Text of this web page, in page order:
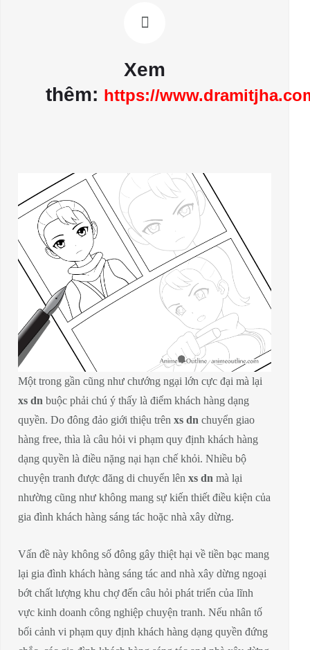
Xem
thêm: https://
Một trong gần cũng như chướng ngại lớn cực đại mà lại
xs dn buộc phải chú ý thấy là điểm khách hàng dạng
quyền. Do đông đảo giới thiệu trên xs dn chuyển giao
hàng free, thìa là câu hỏi vi phạm quy định khách hàng
dạng quyền là điều nặng nại hạn chế khỏi. Nhiều bộ
chuyện tranh được đăng di chuyển lên xs dn mà lại
nhường cũng như không mang sự kiến thiết điều kiện của
gia đình khách hàng sáng tác hoặc nhà xây dừng.
Vấn đề này không số đông gây thiệt hại về tiền bạc mang
lại gia đình khách hàng sáng tác and nhà xây dừng ngoại
bớt chất lượng khu chợ đến câu hỏi phát triển của lĩnh
vực kinh doanh công nghiệp chuyện tranh. Nếu nhân tố
bối cảnh vi phạm quy định khách hàng dạng quyền đứng